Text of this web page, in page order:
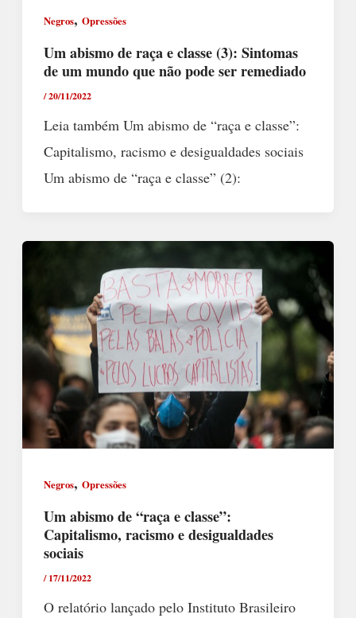
Negros, Opressões
Um abismo de raça e classe (3): Sintomas
de um mundo que não pode ser remediado
/20/11/2022
Leia também Um abismo de “raça e classe”:
Capitalismo, racismo e desigualdades sociais
Um abismo de “raça e classe” (2):
Negros, Opressões
Um abismo de “raça e classe”:
Capitalismo, racismo e desigualdades
sociais
/17/11/2022
O relatório lançado pelo Instituto Brasileiro